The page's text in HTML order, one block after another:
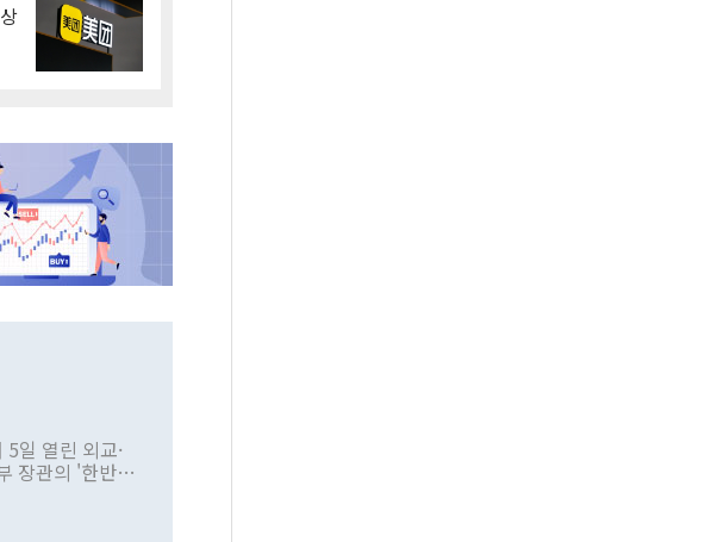
일 열린 외교·
장관의 '한반도
진하겠다고 공